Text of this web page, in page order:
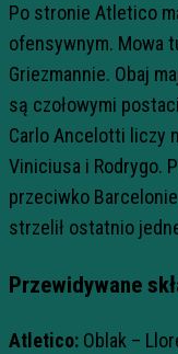
Po stronie Atletico
ofensywnym. Mowa
Griezmannie. Obaj
są czołowymi
Carlo Ancelotti liczy
Viniciusa i Rodrygo.
przeciwko
strzelił ostatnio
Przewidywane
Atletico: Oblak –